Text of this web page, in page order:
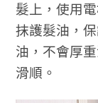
髮上，使用
抹護髮油，
油，不會厚
滑順。